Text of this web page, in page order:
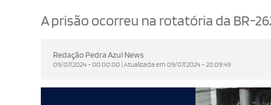
A prisão ocorreu na rotatória da BR-
Redação Pedra Azul News
09/07/2024 - 00:00:00 | Atualizada em 09/07/2024 - 20:09:49